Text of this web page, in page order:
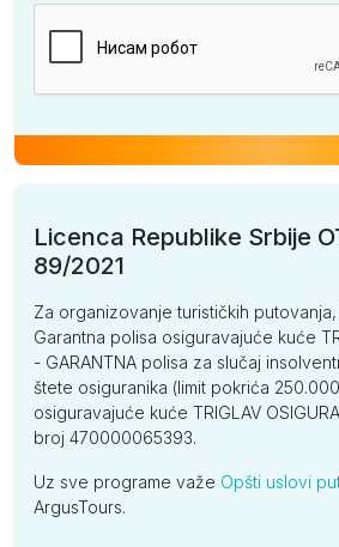
Licenca Republike Srbije
89/2021
Za organizovanje turističkih
Garantna polisa osiguravajuće kuće
- GARANTNA polisa za slučaj
štete osiguranika (limit pokrića
osiguravajuće kuće TRIGLAV
broj 470000065393.
Uz sve programe važe Opšti uslovi
ArgusTours.